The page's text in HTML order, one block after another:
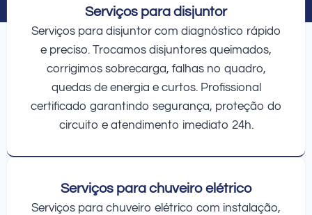
Serviços para disjuntor
Serviços para disjuntor com diagnóstico rápido
e preciso. Trocamos disjuntores queimados,
corrigimos sobrecarga, falhas no quadro,
quedas de energia e curtos. Profissional
certificado garantindo segurança, proteção do
circuito e atendimento imediato 24h.
Serviços para chuveiro elétrico
Serviços para chuveiro elétrico com instalação,